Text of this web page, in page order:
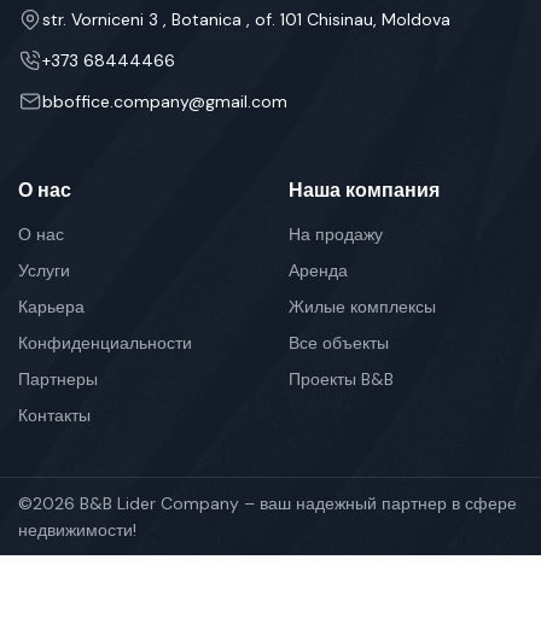
str. Vorniceni 3 , Botanica , of. 101 Chisinau, Moldova
+373 68444466
bboffice.company@gmail.com
О нас
О нас
Услуги
Карьера
Конфиденциальности
Партнеры
Контакты
Наша компания
На продажу
Аренда
Жилые комплексы
Все объекты
Проекты B&B
©2026 B&B Lider Company – ваш надежный партнер в сфере
недвижимости!